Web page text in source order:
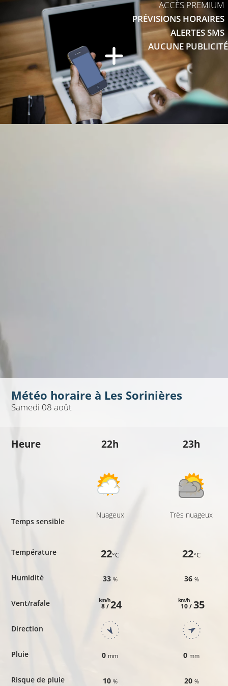
ACCÈS PREMIUM
PRÉVISIONS HORAIRES
ALERTES SMS
AUCUNE PUBLICITÉ
Météo horaire à Les Sorinières
Samedi 08 août
Heure
Temps sensible
Température
Humidité
Vent/rafale
Direction
Pluie
Risque de pluie
22h
Nuageux
22°C
33 %
8 /
km/h24
0 mm
10 %
23h
Très nuageux
22°C
36 %
10 /
km/h 35
0 mm
20 %